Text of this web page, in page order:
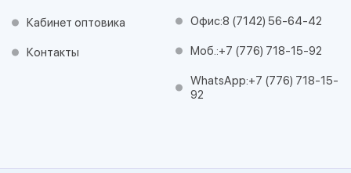
Кабинет оптовика
Контакты
Офис:8 (7142) 56-64-42
Моб.:+7 (776) 718-15-92
WhatsApp:+7 (776) 718-15-
92